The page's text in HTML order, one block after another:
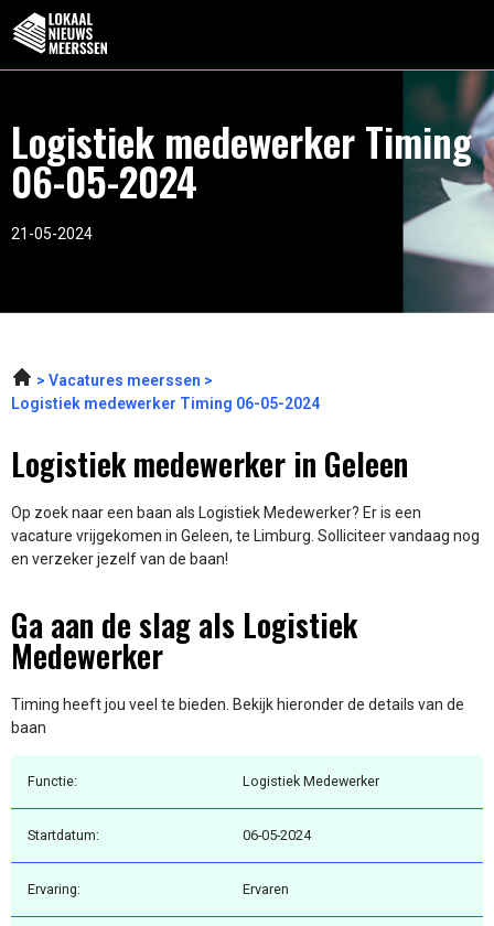
Logistiek medewerker Timing
06-05-2024
21-05-2024
Vacatures meerssen
Logistiek medewerker Timing 06-05-2024
Logistiek medewerker in Geleen
Op zoek naar een baan als Logistiek Medewerker? Er is een
vacature vrijgekomen in Geleen, te Limburg. Solliciteer vandaag nog
en verzeker jezelf van de baan!
Ga aan de slag als Logistiek
Medewerker
Timing heeft jou veel te bieden. Bekijk hieronder de details van de
baan
Functie: Logistiek Medewerker
Startdatum: 06-05-2024
Ervaring: Ervaren